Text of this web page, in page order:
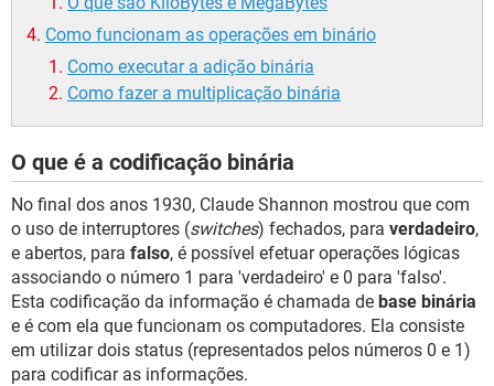
GUIA DE COMPRAS
Como funcionam as operações em binário
Como executar a adição binária
Como fazer a multiplicação binária
O que é a codificação binária
No final dos anos 1930, Claude Shannon mostrou que com
o uso de interruptores (switches) fechados, para verdadeiro,
e abertos, para falso, é possível efetuar operações lógicas
associando o número 1 para 'verdadeiro' e 0 para 'falso'.
Esta codificação da informação é chamada de base binária
e é com ela que funcionam os computadores. Ela consiste
em utilizar dois status (representados pelos números 0 e 1)
para codificar as informações.